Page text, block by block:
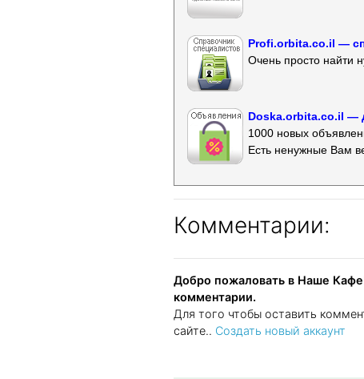
Profi.orbita.co.il —
Очень просто найти
Doska.orbita.co.il —
1000 новых
Есть ненужные Вам
Комментарии:
Добро пожаловать в Наше Кафе!
комментарии.
Для того чтобы оставить
сайте.. Создать новый аккаунт